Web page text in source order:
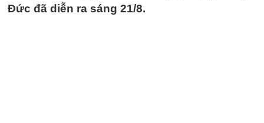
Đức đã diễn ra sáng 21/8.